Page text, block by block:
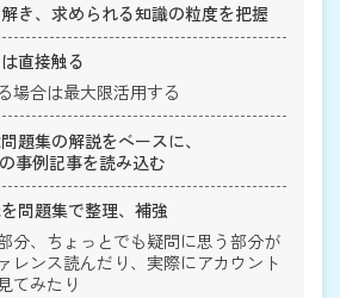
き、求められる知識の粒度を把握
直接触る
場合は最大限活用する
題集の解説をベースに、
事例記事を読み込む
問題集で整理、補強
分、ちょっとでも疑問に思う部分が
レンス読んだり、実際にアカウント
てみたり